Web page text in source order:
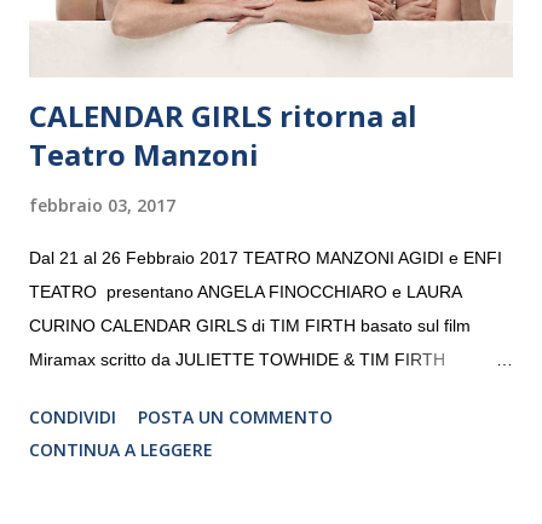
CALENDAR GIRLS ritorna al
Teatro Manzoni
febbraio 03, 2017
Dal 21 al 26 Febbraio 2017 TEATRO MANZONI AGIDI e ENFI
TEATRO presentano ANGELA FINOCCHIARO e LAURA
CURINO CALENDAR GIRLS di TIM FIRTH basato sul film
Miramax scritto da JULIETTE TOWHIDE & TIM FIRTH
CRISTINA PEZZOLI
CONDIVIDI
POSTA UN COMMENTO
CONTINUA A LEGGERE